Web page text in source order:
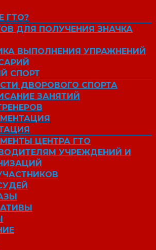
ГТО?
ДЛЯ ПОЛУЧЕНИЯ ЗНАЧКА
ВЫПОЛНЕНИЯ УПРАЖНЕНИЙ
СПОРТ
ДВОРОВОГО СПОРТА
ЗАНЯТИЙ
ЦЕНТРА ГТО
УЧРЕЖДЕНИЙ И